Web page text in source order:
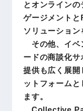
とオンライン
ゲージメントと
ソリューション
その他、イベ
ードの商談化
提供も広く展開
ットフォーム
ます。